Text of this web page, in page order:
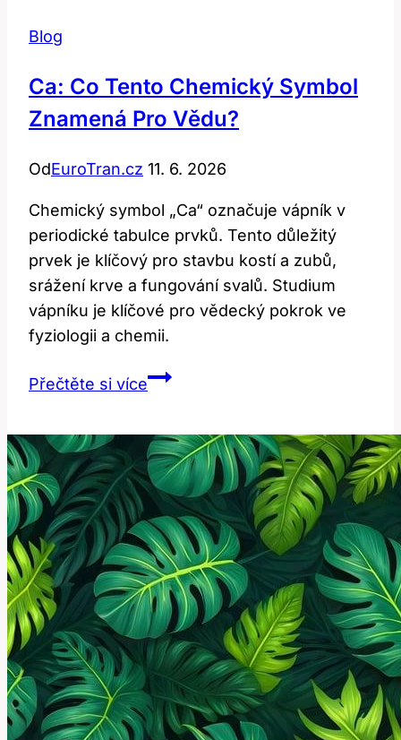
Blog
Ca: Co Tento Chemický Symbol
Znamená Pro Vědu?
OdEuroTran.cz 11. 6. 2026
Chemický symbol „Ca“ označuje vápník v
periodické tabulce prvků. Tento důležitý
prvek je klíčový pro stavbu kostí a zubů,
srážení krve a fungování svalů. Studium
vápníku je klíčové pro vědecký pokrok ve
fyziologii a chemii.
Přečtěte si víceCa:
Chemický
Symbol
Znamená
pro
Vědu?